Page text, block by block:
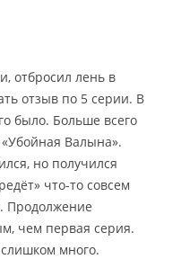
отбросил лень в
отзыв по 5 серии. В
было. Больше всего
Валына».
но получился
что-то совсем
Продолжение
чем первая серия.
много.